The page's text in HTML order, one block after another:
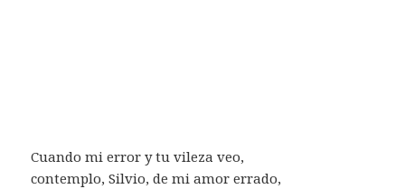
Cuando mi error y tu vileza veo,
contemplo, Silvio, de mi amor errado,